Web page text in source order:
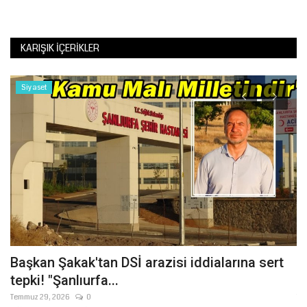
KARIŞIK İÇERIKLER
Siyaset
Başkan Şakak'tan DSİ arazisi iddialarına sert
tepki! "Şanlıurfa...
Temmuz 29, 2026 0